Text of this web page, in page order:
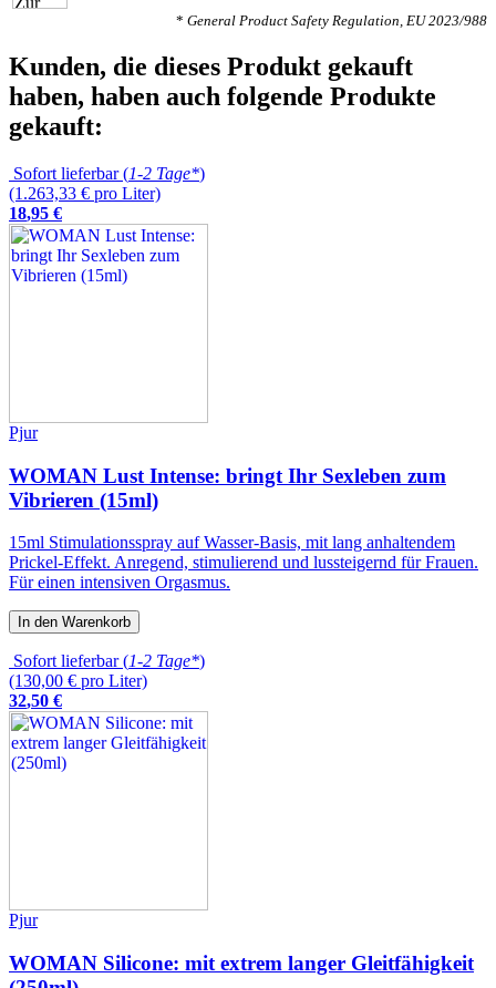
* General Product Safety Regulation, EU 2023/988
Kunden, die dieses Produkt gekauft
haben, haben auch folgende Produkte
gekauft:
Sofort lieferbar (1-2 Tage*)
(1.263,33 € pro Liter)
18,95 €
Pjur
WOMAN Lust Intense: bringt Ihr Sexleben zum
Vibrieren (15ml)
15ml Stimulationsspray auf Wasser-Basis, mit lang anhaltendem
Prickel-Effekt. Anregend, stimulierend und lussteigernd für Frauen.
Für einen intensiven Orgasmus.
In den Warenkorb
Sofort lieferbar (1-2 Tage*)
(130,00 € pro Liter)
32,50 €
Pjur
WOMAN Silicone: mit extrem langer Gleitfähigkeit